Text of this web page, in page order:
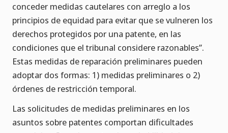
conceder medidas cautelares con arreglo a los
principios de equidad para evitar que se vulneren los
derechos protegidos por una patente, en las
condiciones que el tribunal considere razonables”.
Estas medidas de reparación preliminares pueden
adoptar dos formas: 1) medidas preliminares o 2)
órdenes de restricción temporal.
Las solicitudes de medidas preliminares en los
asuntos sobre patentes comportan dificultades